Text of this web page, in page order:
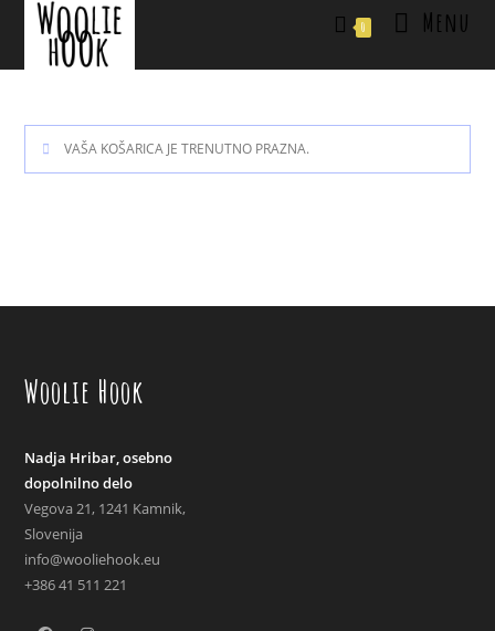
0 Menu
VAŠA KOŠARICA JE TRENUTNO PRAZNA.
Woolie Hook
Nadja Hribar, osebno
dopolnilno delo
Vegova 21, 1241 Kamnik,
Slovenija
info@wooliehook.eu
+386 41 511 221